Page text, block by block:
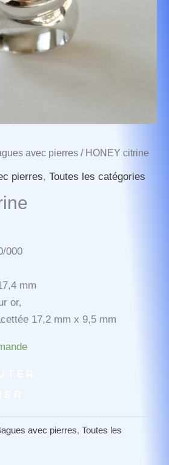
avec pierres / HONEY citrine
pierres, Toutes les catégories
000
mm
or,
17,2 mm x 9,5 mm
avec pierres, Toutes les